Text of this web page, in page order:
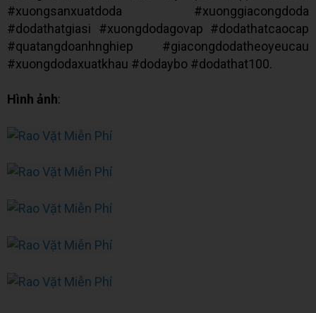
#xuongsanxuatdoda #xuonggiacongdoda
#dodathatgiasi #xuongdodagovap #dodathatcaocap
#quatangdoanhnghiep #giacongdodatheoyeucau
#xuongdodaxuatkhau #dodaybo #dodathat100.
Hình ảnh: